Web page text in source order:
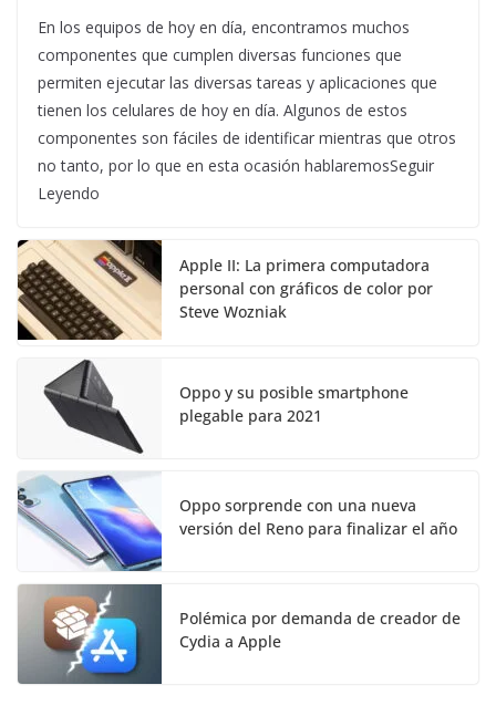
En los equipos de hoy en día, encontramos muchos
componentes que cumplen diversas funciones que
permiten ejecutar las diversas tareas y aplicaciones que
tienen los celulares de hoy en día. Algunos de estos
componentes son fáciles de identificar mientras que otros
no tanto, por lo que en esta ocasión hablaremosSeguir
Leyendo
Apple II: La primera computadora
personal con gráficos de color por
Steve Wozniak
Oppo y su posible smartphone
plegable para 2021
Oppo sorprende con una nueva
versión del Reno para finalizar el año
Polémica por demanda de creador de
Cydia a Apple